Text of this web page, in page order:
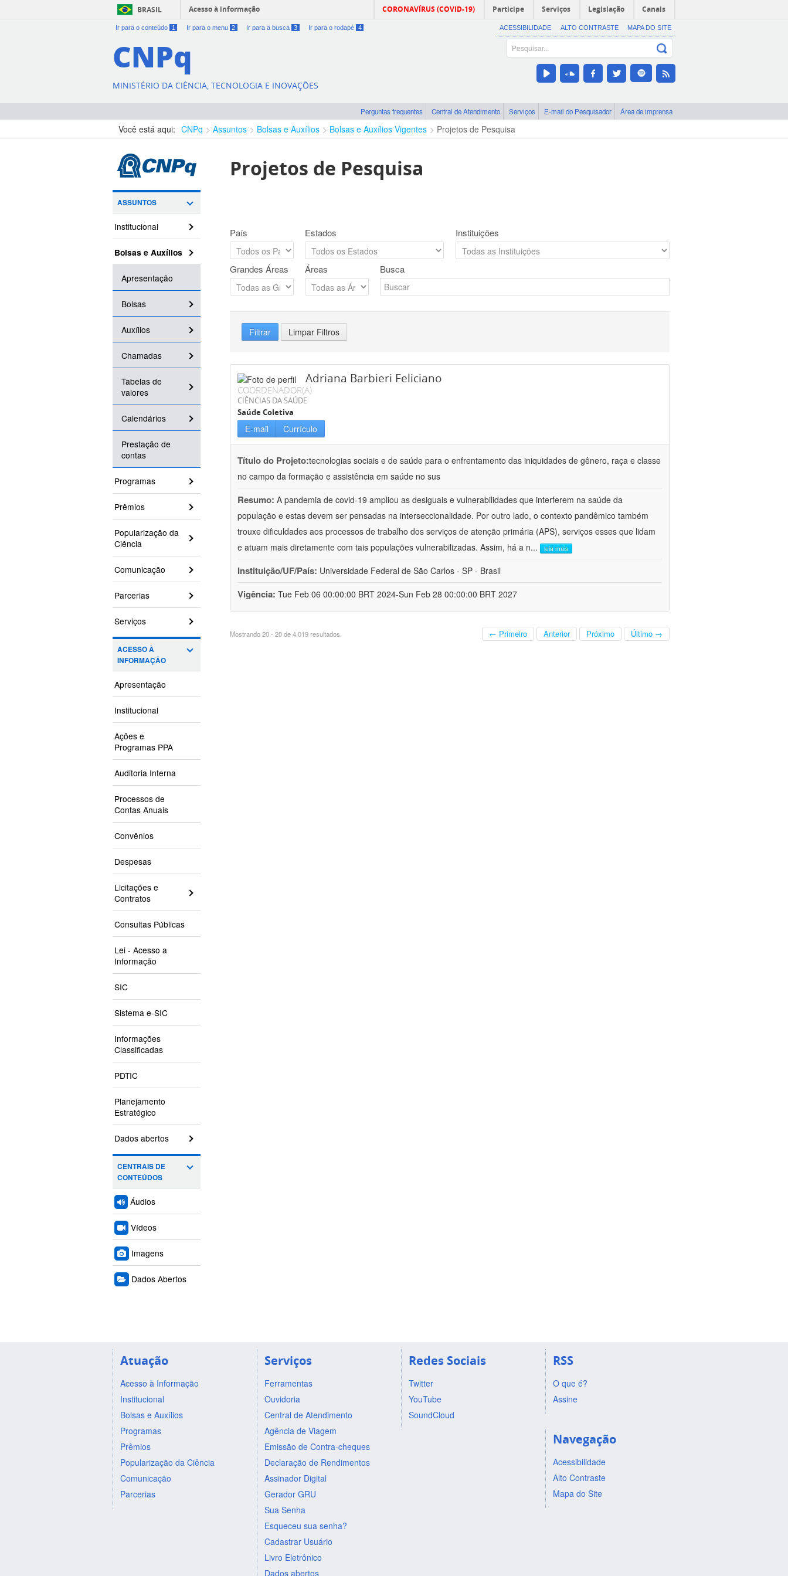
BRASIL Acesso à informação CORONAVÍRUS (COVID-19) Participe Serviços Legislação Canais
Ir para o conteúdo 1 Ir para o menu 2 Ir para a busca 3 Ir para o rodapé 4 ACESSIBILIDADE ALTO CONTRASTE MAPA DO SITE
CNPq
MINISTÉRIO DA CIÊNCIA, TECNOLOGIA E INOVAÇÕES
Perguntas frequentes Central de Atendimento Serviços E-mail do Pesquisador Área de imprensa
Você está aqui: CNPq Assuntos Bolsas e Auxílios Bolsas e Auxílios Vigentes Projetos de Pesquisa
ASSUNTOS
Institucional
Bolsas e Auxílios
Apresentação
Bolsas
Auxílios
Chamadas
Tabelas de
valores
Calendários
Prestação de
contas
Programas
Prêmios
Popularização da
Ciência
Comunicação
Parcerias
Serviços
ACESSO À
INFORMAÇÃO
Apresentação
Institucional
Ações e
Programas PPA
Auditoria Interna
Processos de
Contas Anuais
Convênios
Despesas
Licitações e
Contratos
Consultas Públicas
Lei - Acesso a
Informação
SIC
Sistema e-SIC
Informações
Classificadas
PDTIC
Planejamento
Estratégico
Dados abertos
CENTRAIS DE
CONTEÚDOS
Áudios
Vídeos
Imagens
Dados Abertos
Projetos de Pesquisa
País Estados Instituições
Grandes Áreas Áreas Busca
Filtrar Limpar Filtros
Adriana Barbieri Feliciano
COORDENADOR(A)
CIÊNCIAS DA SAÚDE
Saúde Coletiva
E-mail Currículo
Título do Projeto:tecnologias sociais e de saúde para o enfrentamento das iniquidades de gênero, raça e classe
no campo da formação e assistência em saúde no sus
Resumo: A pandemia de covid-19 ampliou as desiguais e vulnerabilidades que interferem na saúde da
população e estas devem ser pensadas na interseccionalidade. Por outro lado, o contexto pandêmico também
trouxe dificuldades aos processos de trabalho dos serviços de atenção primária (APS), serviços esses que lidam
e atuam mais diretamente com tais populações vulnerabilizadas. Assim, há a n... leia mais
Instituição/UF/País: Universidade Federal de São Carlos - SP - Brasil
Vigência: Tue Feb 06 00:00:00 BRT 2024-Sun Feb 28 00:00:00 BRT 2027
Mostrando 20 - 20 de 4.019 resultados. ← Primeiro Anterior Próximo Último →
Atuação
Acesso à Informação
Institucional
Bolsas e Auxílios
Programas
Prêmios
Popularização da Ciência
Comunicação
Parcerias
Serviços
Ferramentas
Ouvidoria
Central de Atendimento
Agência de Viagem
Emissão de Contra-cheques
Declaração de Rendimentos
Assinador Digital
Gerador GRU
Sua Senha
Esqueceu sua senha?
Cadastrar Usuário
Livro Eletrônico
Dados abertos
Redes Sociais
Twitter
YouTube
SoundCloud
RSS
O que é?
Assine
Navegação
Acessibilidade
Alto Contraste
Mapa do Site